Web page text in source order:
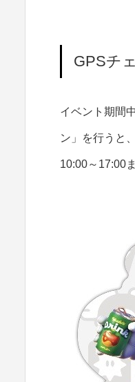
GPSチ
イベント期間
ン」を行うと
10:00～17:00ま